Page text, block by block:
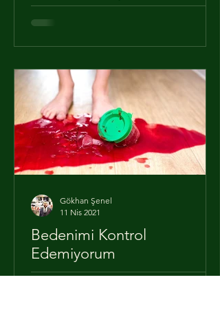
görünse de bazı olaylar ya da durumlar
karşısında verdiği tepkilerle onlardan
Bedenimi Kontrol
Edemiyorum
Bir akşamüstü tenha bir sokakta önde
Gökhan Şenel
11 Nis 2021